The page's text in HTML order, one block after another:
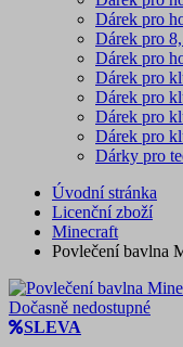
Dárek pro
Dárek pro
Dárek pro
Dárek pro
Dárek pro
Dárek pro
Dárek pro
Dárky pro
Úvodní stránka
Licenční zboží
Minecraft
Povlečení bavlna
Dočasně nedostupné
SLEVA